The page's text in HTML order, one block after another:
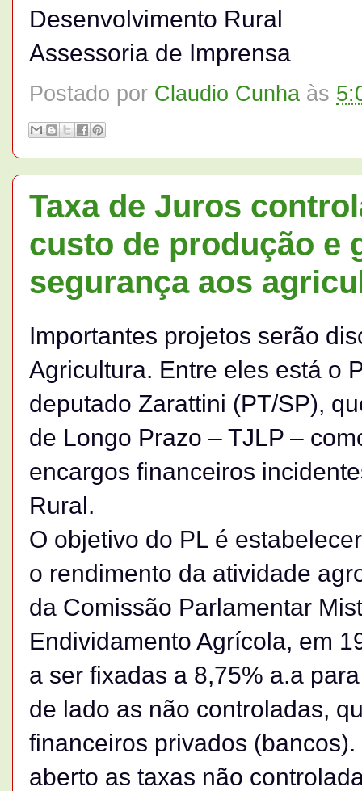
Desenvolvimento Rural
Assessoria de Imprensa
Postado por Claudio Cunha às
Taxa de Juros
custo de produção e
segurança aos
Importantes projetos serão
Agricultura. Entre eles está o
deputado Zarattini (PT/SP),
de Longo Prazo – TJLP –
encargos financeiros
Rural.
O objetivo do PL é
o rendimento da atividade
da Comissão Parlamentar
Endividamento Agrícola, em
a ser fixadas a 8,75% a.a
de lado as não controladas,
financeiros privados
aberto as taxas não